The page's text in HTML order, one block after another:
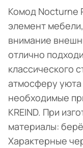
Комод Nocturne
элемент
внимание
отлично
классического
атмосферу уюта
необходимые
KREIND. При
материалы:
Характерные